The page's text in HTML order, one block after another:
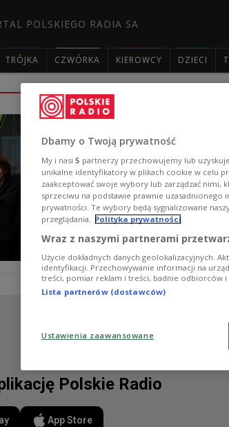
POLSKIEGO RADIA SA
TRÓJKA CZWÓRKA KIEROWCY DZIECI
Polacy
Wstyd powoduje
oczach. To uczucie
społecznych. O
Justyna Dżbik-Kluge i
Zobacz więcej na temat:
Marta Markiewicz
Katarzyna Chajbos-
Magdalena Kicińska
Polskie Radio
App Store
Dbamy o Twoją prywatność
My i nasi 5 partnerzy przechowujemy lub
unikalne identyfikatory w plikach cookie w celu
zaakceptować swoje wybory lub zarządzać nimi,
sprzeciwu na podstawie prawnie
prywatności. Te wybory będą sygnalizowane
przeglądania. Polityka prywatności
Wraz z naszymi partnerami
Użycie dokładnych danych geolokalizacyjnych.
identyfikacji. Przechowywanie informacji na
treści, pomiar reklam i treści, badnie odbiorców i
Lista partnerów (dostawców)
Ustawienia zaawansowane